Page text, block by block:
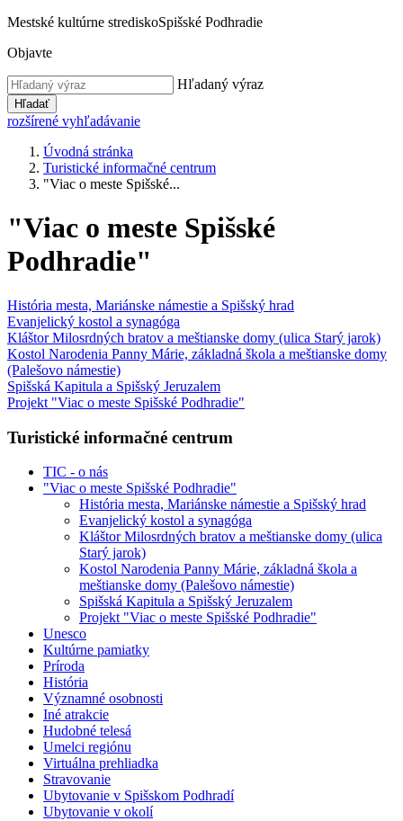
Mestské kultúrne strediskoSpišské Podhradie
Objavte
Hľadaný výraz
Hľadať
rozšírené vyhľadávanie
Úvodná stránka
Turistické informačné centrum
"Viac o meste Spišské...
"Viac o meste Spišské
Podhradie"
História mesta, Mariánske námestie a Spišský hrad
Evanjelický kostol a synagóga
Kláštor Milosrdných bratov a meštianske domy (ulica Starý jarok)
Kostol Narodenia Panny Márie, základná škola a meštianske domy
(Palešovo námestie)
Spišská Kapitula a Spišský Jeruzalem
Projekt "Viac o meste Spišské Podhradie"
Turistické informačné centrum
TIC - o nás
"Viac o meste Spišské Podhradie"
História mesta, Mariánske námestie a Spišský hrad
Evanjelický kostol a synagóga
Kláštor Milosrdných bratov a meštianske domy (ulica
Starý jarok)
Kostol Narodenia Panny Márie, základná škola a
meštianske domy (Palešovo námestie)
Spišská Kapitula a Spišský Jeruzalem
Projekt "Viac o meste Spišské Podhradie"
Unesco
Kultúrne pamiatky
Príroda
História
Významné osobnosti
Iné atrakcie
Hudobné telesá
Umelci regiónu
Virtuálna prehliadka
Stravovanie
Ubytovanie v Spišskom Podhradí
Ubytovanie v okolí